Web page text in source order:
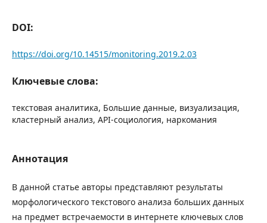
DOI:
https://doi.org/10.14515/monitoring.2019.2.03
Ключевые слова:
текстовая аналитика, Большие данные, визуализация,
кластерный анализ, API-социология, наркомания
Аннотация
В данной статье авторы представляют результаты
морфологического текстового анализа больших данных
на предмет встречаемости в интернете ключевых слов